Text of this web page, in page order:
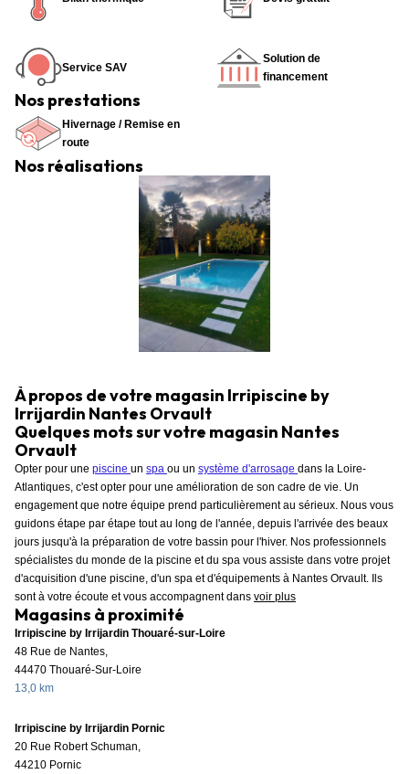
Service SAV
Solution de
financement
Nos prestations
Hivernage / Remise en
route
Nos réalisations
À propos de votre magasin Irripiscine by
Irrijardin Nantes Orvault
Quelques mots sur votre magasin Nantes
Orvault
Opter pour une piscine un spa ou un système d'arrosage dans la Loire-
Atlantiques, c'est opter pour une amélioration de son cadre de vie. Un
engagement que notre équipe prend particulièrement au sérieux. Nous vous
guidons étape par étape tout au long de l'année, depuis l'arrivée des beaux
jours jusqu'à la préparation de votre bassin pour l'hiver. Nos professionnels
spécialistes du monde de la piscine et du spa vous assiste dans votre projet
d'acquisition d'une piscine, d'un spa et d'équipements à Nantes Orvault. Ils
sont à votre écoute et vous accompagnent dans voir plus
Magasins à proximité
Irripiscine by Irrijardin Thouaré-sur-Loire
48 Rue de Nantes,
44470 Thouaré-Sur-Loire
13,0 km
Irripiscine by Irrijardin Pornic
20 Rue Robert Schuman,
44210 Pornic